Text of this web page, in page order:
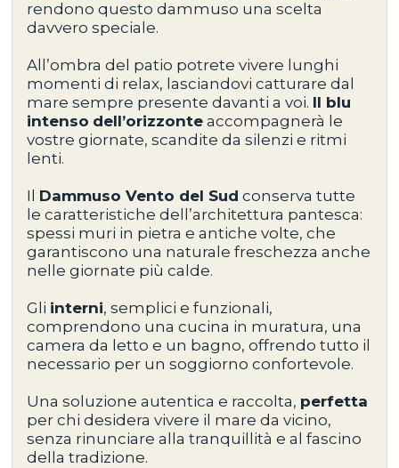
rendono questo dammuso una scelta
davvero speciale.
All’ombra del patio potrete vivere lunghi
momenti di relax, lasciandovi catturare dal
mare sempre presente davanti a voi. Il blu
intenso dell’orizzonte accompagnerà le
vostre giornate, scandite da silenzi e ritmi
lenti.
Il Dammuso Vento del Sud conserva tutte
le caratteristiche dell’architettura pantesca:
spessi muri in pietra e antiche volte, che
garantiscono una naturale freschezza anche
nelle giornate più calde.
Gli interni, semplici e funzionali,
comprendono una cucina in muratura, una
camera da letto e un bagno, offrendo tutto il
necessario per un soggiorno confortevole.
Una soluzione autentica e raccolta, perfetta
per chi desideravivere il mare da vicino,
senza rinunciare alla tranquillità e al fascino
della tradizione.